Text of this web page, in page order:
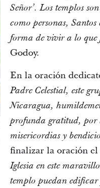
Señor’. Los templos
como personas,
forma de vivir a lo
Godoy.
En la oración
Padre Celestial, este
Nicaragua,
profunda gratitud, por
misericordias y
finalizar la oración
Iglesia en este
templo puedan edificar